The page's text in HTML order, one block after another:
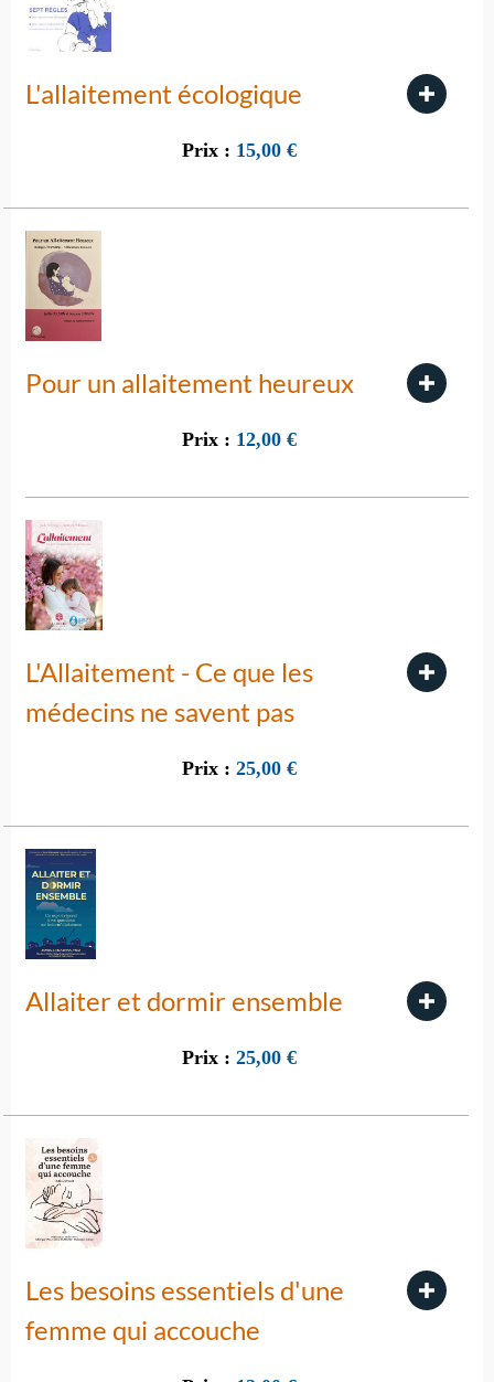
L'allaitement écologique
Prix : 15,00 €
Pour un allaitement heureux
Prix : 12,00 €
L'Allaitement - Ce que les
médecins ne savent pas
Prix : 25,00 €
Allaiter et dormir ensemble
Prix : 25,00 €
Les besoins essentiels d'une
femme qui accouche